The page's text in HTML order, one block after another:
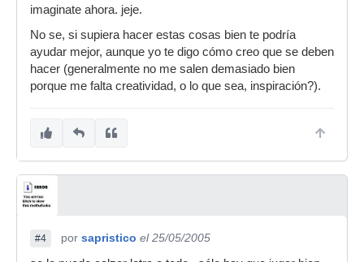
imaginate ahora. jeje.
No se, si supiera hacer estas cosas bien te podría
ayudar mejor, aunque yo te digo cómo creo que se deben
hacer (generalmente no me salen demasiado bien
porque me falta creatividad, o lo que sea, inspiración?).
#4 por sapristico el 25/05/2005